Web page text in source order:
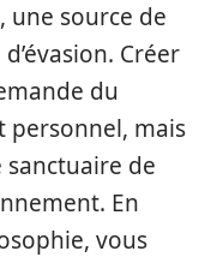
une source de
Créer
du
personnel, mais
de
En
vous